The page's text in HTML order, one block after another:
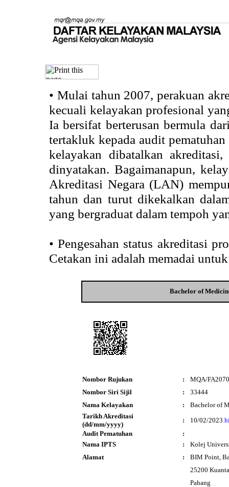
• Mulai tahun 2007, perakuan
kecuali kelayakan profesional
Ia bersifat berterusan bermula
tertakluk kepada audit
kelayakan dibatalkan
dinyatakan. Bagaimanapun,
Akreditasi Negara (LAN)
tahun dan turut dikekalkan
yang bergraduat dalam tempoh
• Pengesahan status akreditasi
Cetakan ini adalah memadai
Bachelor of
Nombor Rujukan :
MQA/FA2070
Nombor Siri Sijil
:
33444
Nama Kelayakan
:
Bachelor of
Tarikh Akreditasi
(dd/mm/yyyy)
: 10/02/2023
Audit Pematuhan
:
Nama IPTS
:
Kolej
Alamat
:
BIM Point,
25200
Pahang